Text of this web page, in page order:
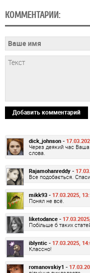
КОММЕНТАРИИ:
Добавить комментарий
dick_johnson -
Через деякий час
слова.
Rajamohanreddy -
Все подобається.
mikk93 - 17.03.2025,
Понял не всё.
liketodance -
Побільше б таких
iblyntic - 17.03.2025,
Классно!
romanovskiy1 -